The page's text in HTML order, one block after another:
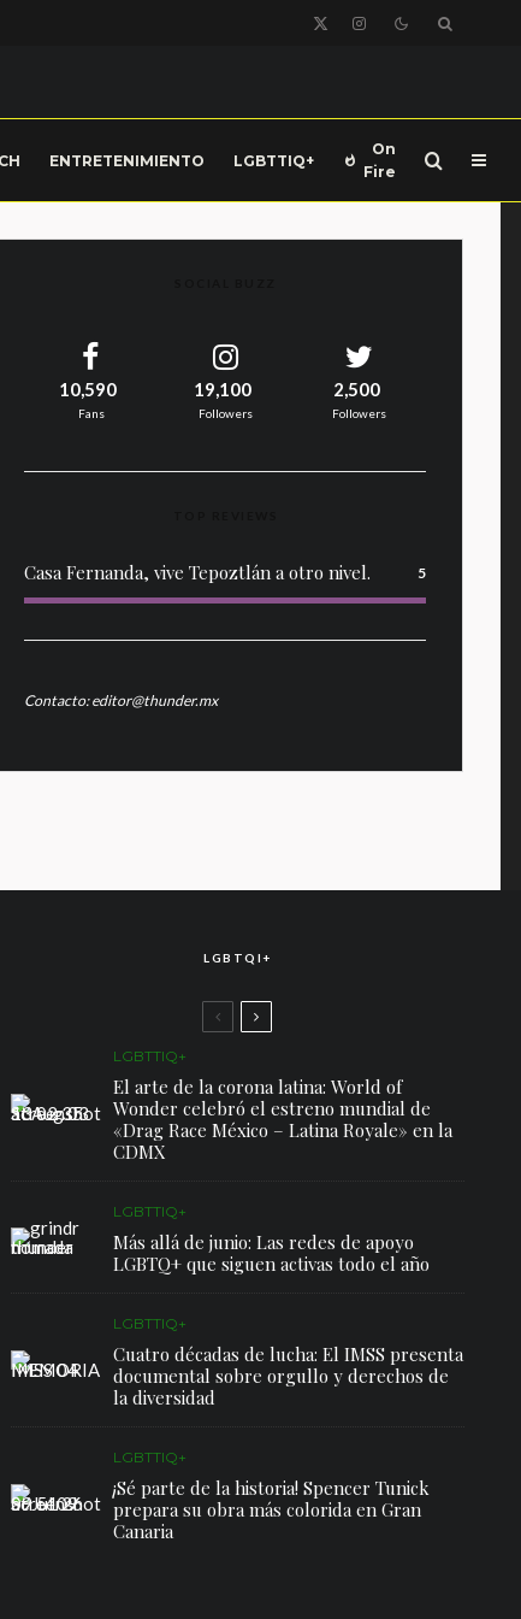
ENTRETENIMIENTO LGBTTIQ+
On
Fire
10,590
Fans
19,100
Followers
2,500
Followers
Casa Fernanda, vive Tepoztlán a otro nivel. 5
Contacto: editor@thunder.mx
LGBTQI+
LGBTTIQ+
El arte de la corona latina: World of
Wonder celebró el estreno mundial de
«Drag Race México – Latina Royale» en la
CDMX
LGBTTIQ+
Más allá de junio: Las redes de apoyo
LGBTQ+ que siguen activas todo el año
LGBTTIQ+
Cuatro décadas de lucha: El IMSS presenta
documental sobre orgullo y derechos de
la diversidad
LGBTTIQ+
¡Sé parte de la historia! Spencer Tunick
prepara su obra más colorida en Gran
Canaria